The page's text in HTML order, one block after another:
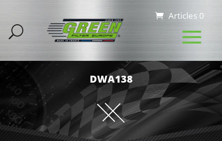
Articles 0
DWA138